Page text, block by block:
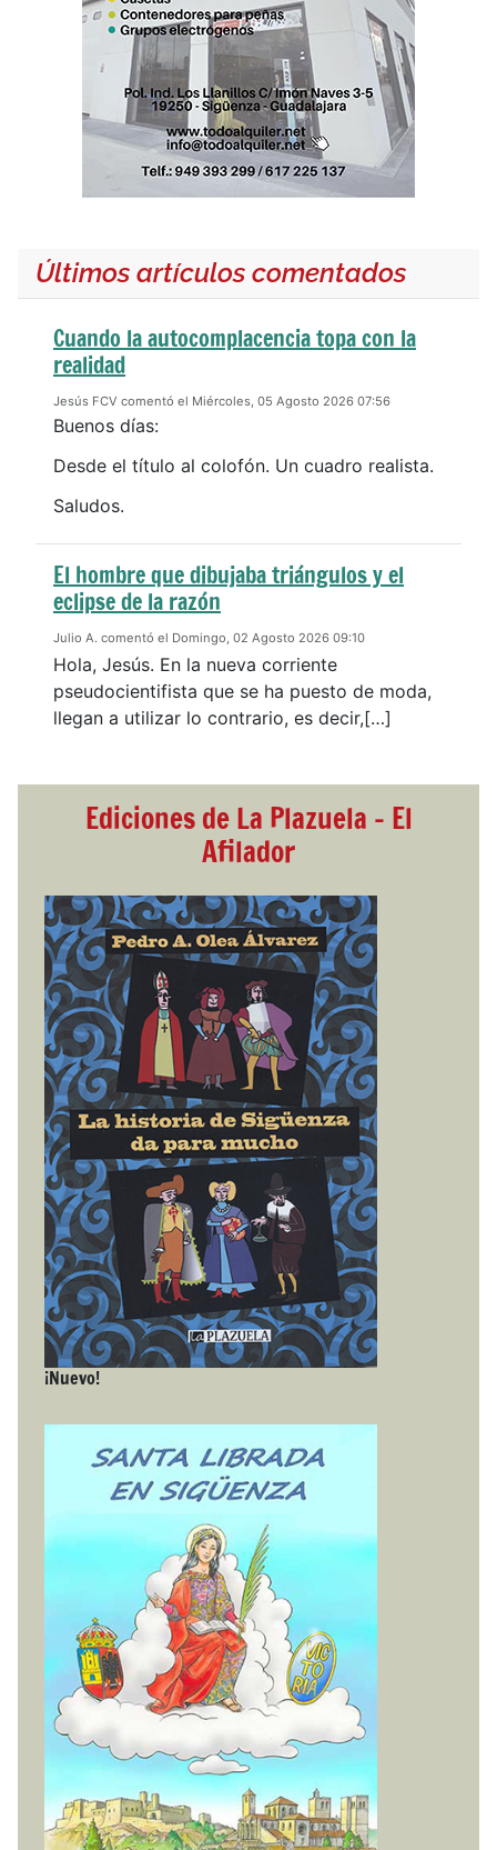
Últimos artículos comentados
Cuando la autocomplacencia topa con la
realidad
Jesús FCV comentó el Miércoles, 05 Agosto 2026 07:56
Buenos días:
Desde el título al colofón. Un cuadro realista.
Saludos.
El hombre que dibujaba triángulos y el
eclipse de la razón
Julio A. comentó el Domingo, 02 Agosto 2026 09:10
Hola, Jesús. En la nueva corriente
pseudocientifista que se ha puesto de moda,
llegan a utilizar lo contrario, es decir,[…]
Ediciones de La Plazuela - El
Afilador
¡Nuevo!